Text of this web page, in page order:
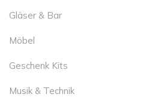
Gläser & Bar
Möbel
Geschenk Kits
Musik & Technik